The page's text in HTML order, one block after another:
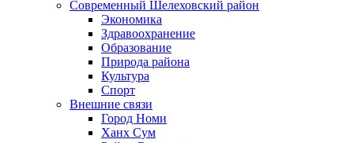
Современный Шелеховский район
Экономика
Здравоохранение
Образование
Природа района
Культура
Спорт
Внешние связи
Город Номи
Ханх Сум